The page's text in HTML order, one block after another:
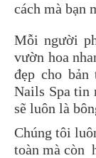
cách mà bạn
Mỗi người
vườn hoa
đẹp cho
Nails Spa tin
sẽ luôn là
Chúng tôi
toàn mà còn